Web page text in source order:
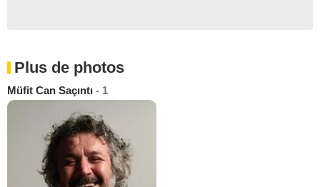
Plus de photos
Müfit Can Saçıntı - 1